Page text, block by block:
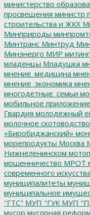
министерство
просвещения министр
строительства и ЖКХ
Минприроды
Минтранс Минтруд
Минэнерго МИР митинг
младенцы Младушка
мнение_медицина
мнение_экономика
многодетные_семьи
мобильное приложение
Гвардия молодежный
молочное скотоводство
«Биробиджанский»
морепродукты Москва
Нижнеленинском
мошенничество МРОТ
современного искусства
муниципалитеты
муниципальное
"ГТС" МУП "ГУК МУП
мусор мусорная